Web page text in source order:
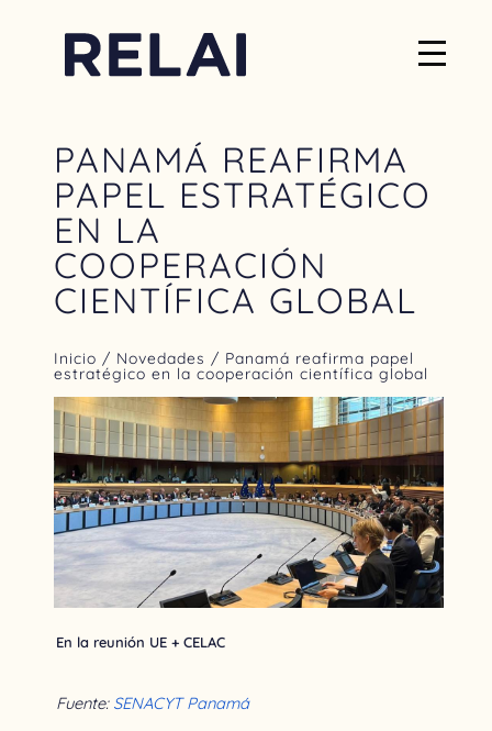
PANAMÁ REAFIRMA
PAPEL ESTRATÉGICO
EN LA
COOPERACIÓN
CIENTÍFICA GLOBAL
Inicio / Novedades / Panamá reafirma papel
estratégico en la cooperación científica global
En la reunión UE + CELAC
Fuente: SENACYT Panamá